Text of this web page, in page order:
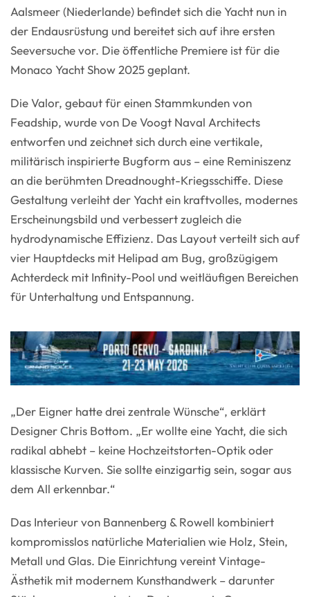
Aalsmeer (Niederlande) befindet sich die Yacht nun in
der Endausrüstung und bereitet sich auf ihre ersten
Seeversuche vor. Die öffentliche Premiere ist für die
Monaco Yacht Show 2025 geplant.
Die Valor, gebaut für einen Stammkunden von
Feadship, wurde von De Voogt Naval Architects
entworfen und zeichnet sich durch eine vertikale,
militärisch inspirierte Bugform aus – eine Reminiszenz
an die berühmten Dreadnought-Kriegsschiffe. Diese
Gestaltung verleiht der Yacht ein kraftvolles, modernes
Erscheinungsbild und verbessert zugleich die
hydrodynamische Effizienz. Das Layout verteilt sich auf
vier Hauptdecks mit Helipad am Bug, großzügigem
Achterdeck mit Infinity-Pool und weitläufigen Bereichen
für Unterhaltung und Entspannung.
„Der Eigner hatte drei zentrale Wünsche“, erklärt
Designer Chris Bottom. „Er wollte eine Yacht, die sich
radikal abhebt – keine Hochzeitstorten-Optik oder
klassische Kurven. Sie sollte einzigartig sein, sogar aus
dem All erkennbar.“
Das Interieur von Bannenberg & Rowell kombiniert
kompromisslos natürliche Materialien wie Holz, Stein,
Metall und Glas. Die Einrichtung vereint Vintage-
Ästhetik mit modernem Kunsthandwerk – darunter